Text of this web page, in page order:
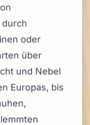
durch
oder
über
und Nebel
Europas, bis